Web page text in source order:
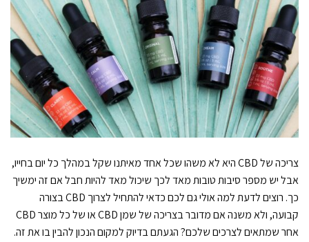
צריכה של CBD היא לא משהו שכל אחד מאיתנו שקל במהלך כל יום בחייו,
אבל יש מספר סיבות טובות מאד לכך שיכול מאד להיות חבל אם זה ימשיך
כך. רוצים לדעת למה אולי גם לכם כדאי להתחיל לצרוך CBD בצורה
קבועה, ולא משנה אם מדובר בצריכה של שמן CBD או של כל מוצר CBD
אחר שמתאים לצרכים שלכם? הגעתם בדיוק למקום הנכון להבין בו את זה.